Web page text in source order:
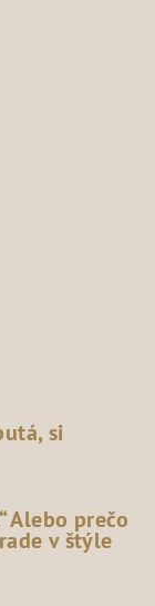
si
Alebo prečo
v štýle